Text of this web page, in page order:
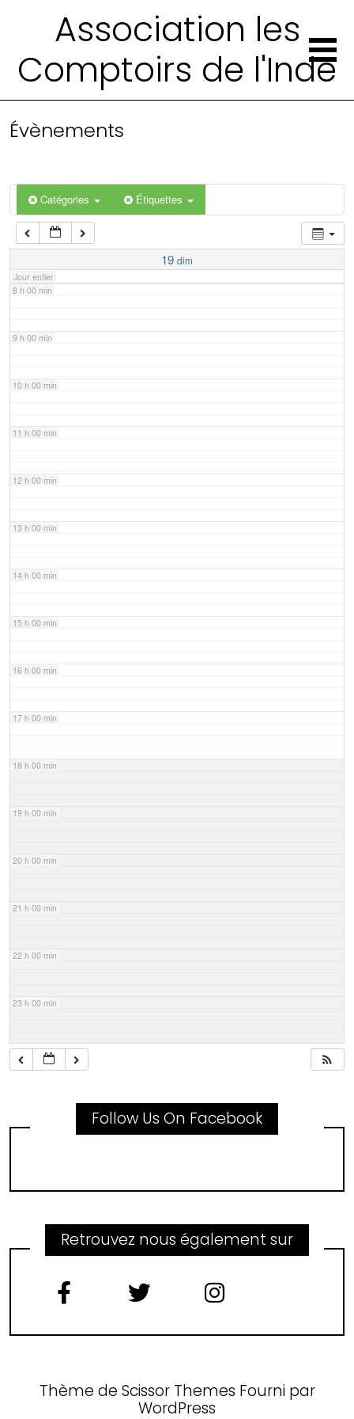
Association les
Comptoirs de l'Inde
Évènements
Catégories Étiquettes
19 dim
Jour entier
4 h 00 min
6 h 00 min
7 h 00 min
8 h 00 min
9 h 00 min
10 h 00 min
11 h 00 min
12 h 00 min
13 h 00 min
14 h 00 min
15 h 00 min
16 h 00 min
17 h 00 min
18 h 00 min
19 h 00 min
20 h 00 min
21 h 00 min
22 h 00 min
23 h 00 min
Follow Us On Facebook
Retrouvez nous également sur
Thème de Scissor Themes Fourni par
WordPress